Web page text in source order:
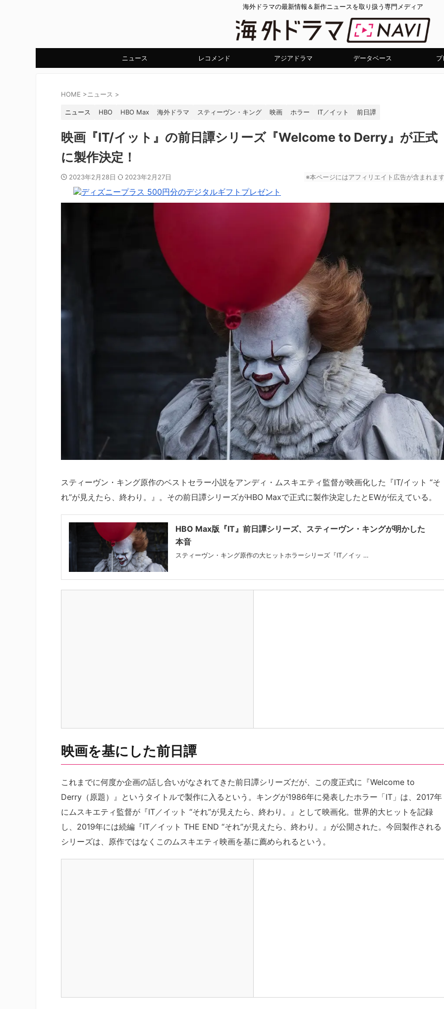
海外ドラマの最新情報＆新作ニュースを取り扱う専門メディア
ニュース レコメンド アジアドラマ データベース
HOME >ニュース >
ニュース HBO HBO Max 海外ドラマ スティーヴン・キング 映画 ホラー IT／イット 前日譚
映画『IT/イット』の前日譚シリーズ『Welcome to Derry』が正式
に製作決定！
2023年2月28日 2023年2月27日 ※本ページにはアフィリエイト広告が含まれま
スティーヴン・キング原作のベストセラー小説をアンディ・ムスキエティ監督が映画化した『IT/イット “そ
れ”が見えたら、終わり。』。その前日譚シリーズがHBO Maxで正式に製作決定したとEWが伝えている。
HBO Max版『IT』前日譚シリーズ、スティーヴン・キングが明かした
本音
スティーヴン・キング原作の大ヒットホラーシリーズ『IT／イッ …
映画を基にした前日譚
これまでに何度か企画の話し合いがなされてきた前日譚シリーズだが、この度正式に『Welcome to
Derry（原題）』というタイトルで製作に入るという。キングが1986年に発表したホラー「IT」は、2017年
にムスキエティ監督が『IT／イット “それ”が見えたら、終わり。』として映画化。世界的大ヒットを記録
し、2019年には続編『IT／イット THE END “それ”が見えたら、終わり。』が公開された。今回製作される
シリーズは、原作ではなくこのムスキエティ映画を基に薦められるという。